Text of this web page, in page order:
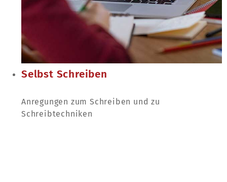
Selbst Schreiben
Anregungen zum Schreiben und zu
Schreibtechniken